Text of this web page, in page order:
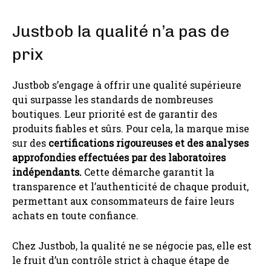
Justbob la qualité n’a pas de
prix
Justbob s’engage à offrir une qualité supérieure
qui surpasse les standards de nombreuses
boutiques. Leur priorité est de garantir des
produits fiables et sûrs. Pour cela, la marque mise
sur des certifications rigoureuses et des analyses
approfondies effectuées par des laboratoires
indépendants. Cette démarche garantit la
transparence et l’authenticité de chaque produit,
permettant aux consommateurs de faire leurs
achats en toute confiance.
Chez Justbob, la qualité ne se négocie pas, elle est
le fruit d’un contrôle strict à chaque étape de